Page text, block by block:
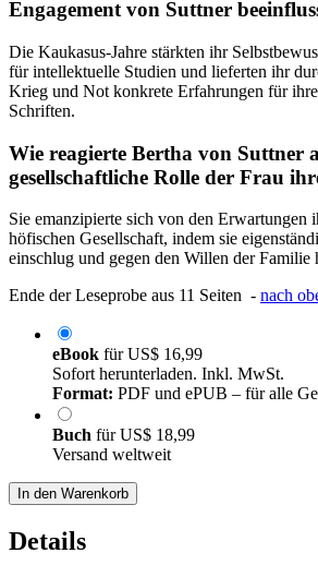
Engagement von Suttner
Die Kaukasus-Jahre stärkten ihr
für intellektuelle Studien und lieferten ihr
Krieg und Not konkrete Erfahrungen für
Schriften.
Wie reagierte Bertha von Suttner
gesellschaftliche Rolle der Frau
Sie emanzipierte sich von den Erwartungen
höfischen Gesellschaft, indem sie
einschlug und gegen den Willen der Familie
Ende der Leseprobe aus 11 Seiten - nach
eBook fürUS$ 16,99
Sofort herunterladen. Inkl. MwSt.
Format: PDF und ePUB – für alle
Buch fürUS$ 18,99
Versand weltweit
In den Warenkorb
Details